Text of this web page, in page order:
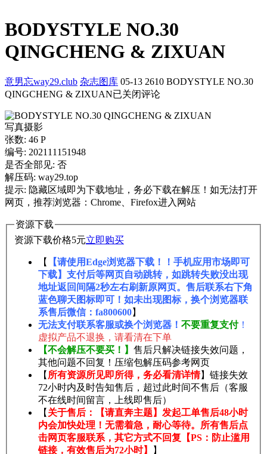
BODYSTYLE NO.30
QINGCHENG & ZIXUAN
意男忘way29.club 杂志图库 05-13 2610 BODYSTYLE NO.30
QINGCHENG & ZIXUAN已关闭评论
写真摄影
张数: 46 P
编号: 202111151948
是否全部见: 否
解压码: way29.top
提示: 隐藏区域即为下载地址，务必下载在解压！如无法打开
网页，推荐浏览器：Chrome、Firefox进入网站
资源下载
资源下载价格5元立即购买
【
【请使用Edge浏览器下载！！手机应用市场即可
下载】支付后等网页自动跳转，如跳转失败没出现
地址返回间隔2秒左右刷新原网页。售后联系右下角
蓝色聊天图标即可！如未出现图标，换个浏览器联
系售后微信：fa800600】
无法支付联系客服或换个浏览器！ 不要重复支付！
虚拟产品不退换，请看清在下单
【不会解压不要买！】 售后只解决链接失效问题，
其他问题不回复！压缩包解压码参考网页
【 所有资源所见即所得，务必看清详情】链接失效
72小时内及时告知售后，超过此时间不售后（客服
不在线时间留言，上线即售后）
【 关于售后：【请直奔主题】发起工单售后48小时
内会加快处理！无需着急，耐心等待。所有售后点
击网页客服联系，其它方式不回复【PS：防止滥用
链接，有效售后为72小时】
】